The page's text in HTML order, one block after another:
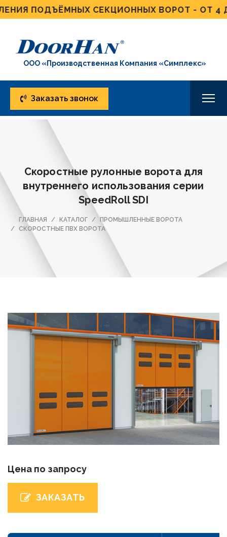
ПОДЪЁМНЫХ СЕКЦИОННЫХ ВОРОТ - ОТ 4
ООО «Производственная Компания «Симплекс»
Заказать звонок
Скоростные рулонные ворота для
внутреннего использования серии
SpeedRoll SDI
ГЛАВНАЯ КАТАЛОГ
ПРОМЫШЛЕННЫЕ ВОРОТА
СКОРОСТНЫЕ ПВХ ВОРОТА
Цена по запросу
ЗАКАЗАТЬ